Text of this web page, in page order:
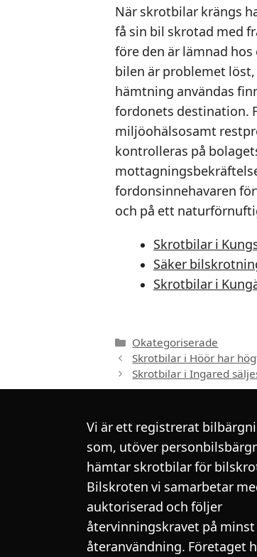
När skrotbilar krängs
få sin bil skrotad med
före den är lämnad
bilen är problemet
hämtning användas
fordonets destination.
miljöohälsosamt
kontrolleras på
fordonsinnehavaren
och på ett
Skrotbilar i
Säker
Skrotbilar i
Kategorier
Okategoriserade
Skrotbilar i Höör har
Skrotbilar i Ingared
Vi är ett registrerat
som, utöver
hämtar skrotbilar för
Bilskroten vi samarbetar
auktoriserad och följer
återvinningskravet på minst
återanvändning. Företaget